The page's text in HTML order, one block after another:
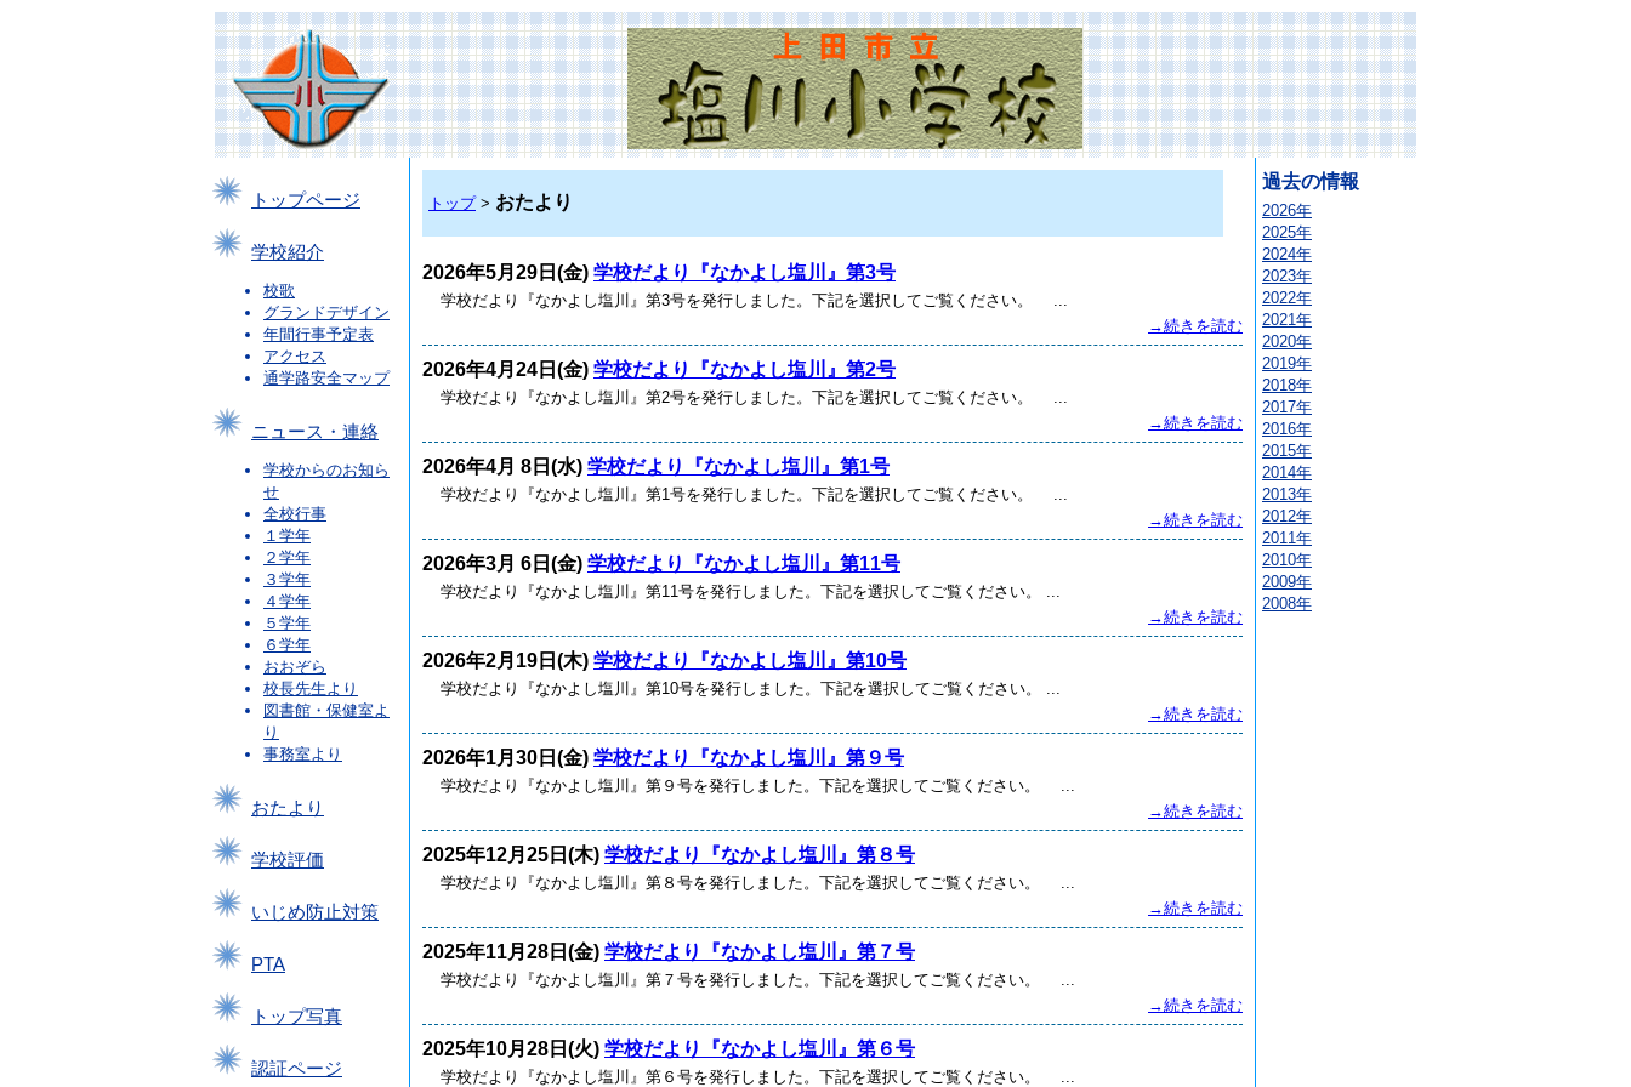
トップページ
学校紹介
校歌
グランドデザイン
年間行事予定表
アクセス
通学路安全マップ
ニュース・連絡
学校からのお知ら
せ
全校行事
１学年
２学年
３学年
４学年
５学年
６学年
おおぞら
校長先生より
図書館・保健室よ
り
事務室より
おたより
学校評価
いじめ防止対策
PTA
トップ写真
認証ページ
トップ> おたより
2026年5月29日(金) 学校だより『なかよし塩川』第3号
学校だより『なかよし塩川』第3号を発行しました。下記を選択してご覧ください。 ...
→続きを読む
2026年4月24日(金) 学校だより『なかよし塩川』第2号
学校だより『なかよし塩川』第2号を発行しました。下記を選択してご覧ください。 ...
→続きを読む
2026年4月 8日(水) 学校だより『なかよし塩川』第1号
学校だより『なかよし塩川』第1号を発行しました。下記を選択してご覧ください。 ...
→続きを読む
2026年3月 6日(金) 学校だより『なかよし塩川』第11号
学校だより『なかよし塩川』第11号を発行しました。下記を選択してご覧ください。 ...
→続きを読む
2026年2月19日(木) 学校だより『なかよし塩川』第10号
学校だより『なかよし塩川』第10号を発行しました。下記を選択してご覧ください。 ...
→続きを読む
2026年1月30日(金) 学校だより『なかよし塩川』第９号
学校だより『なかよし塩川』第９号を発行しました。下記を選択してご覧ください。 ...
→続きを読む
2025年12月25日(木) 学校だより『なかよし塩川』第８号
学校だより『なかよし塩川』第８号を発行しました。下記を選択してご覧ください。 ...
→続きを読む
2025年11月28日(金) 学校だより『なかよし塩川』第７号
学校だより『なかよし塩川』第７号を発行しました。下記を選択してご覧ください。 ...
→続きを読む
2025年10月28日(火) 学校だより『なかよし塩川』第６号
学校だより『なかよし塩川』第６号を発行しました。下記を選択してご覧ください。 ...
過去の情報
2026年
2025年
2024年
2023年
2022年
2021年
2020年
2019年
2018年
2017年
2016年
2015年
2014年
2013年
2012年
2011年
2010年
2009年
2008年